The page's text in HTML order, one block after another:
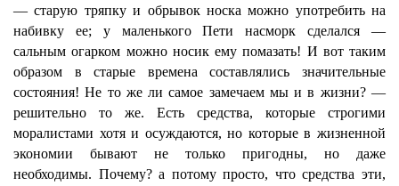
— старую тряпку и обрывок носка можно употребить на
набивку ее; у маленького Пети насморк сделался —
сальным огарком можно носик ему помазать! И вот таким
образом в старые времена составлялись значительные
состояния! Не то же ли самое замечаем мы и в жизни? —
решительно то же. Есть средства, которые строгими
моралистами хотя и осуждаются, но которые в жизненной
экономии бывают не только пригодны, но даже
необходимы. Почему? а потому просто, что средства эти,